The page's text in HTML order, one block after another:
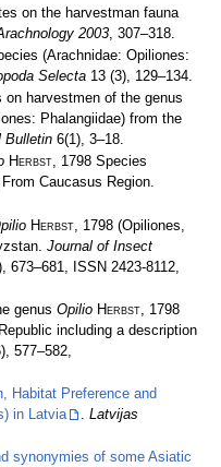
on the harvestman fauna
2003 , 307–318.
(Arachnidae: Opiliones:
Selecta 13 (3), 129–134.
on harvestmen of the genus
Phalangiidae) from the
Bulletin 6(1), 3–18.
Herbst, 1798 Species
Caucasus Region.
Herbst , 1798 (Opiliones,
Journal of Insect
673–681, ISSN 2423-8112,
genus Opilio Herbst, 1798
including a description
577–582,
Habitat Preference and
in Latvia
. Latvijas
synonymies of some Asiatic